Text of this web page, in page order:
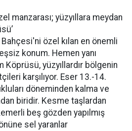
manzarası; yüzyıllara meydan
özel kılan en önemli
konum. Hemen yanı
Köprüsü, yüzyıllardır bölgenin
karşılıyor. Eser 13.-14.
döneminden kalma ve
biridir. Kesme taşlardan
beş gözden yapılmış
sel yaranlar